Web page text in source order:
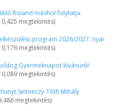
Roland máshol folytatja
megtekintés)
program 2026/2027. nyár
megtekintés)
Gyermeknapot kívánunk!
megtekintés)
Selmeczy-Tóth Mihály
megtekintés)